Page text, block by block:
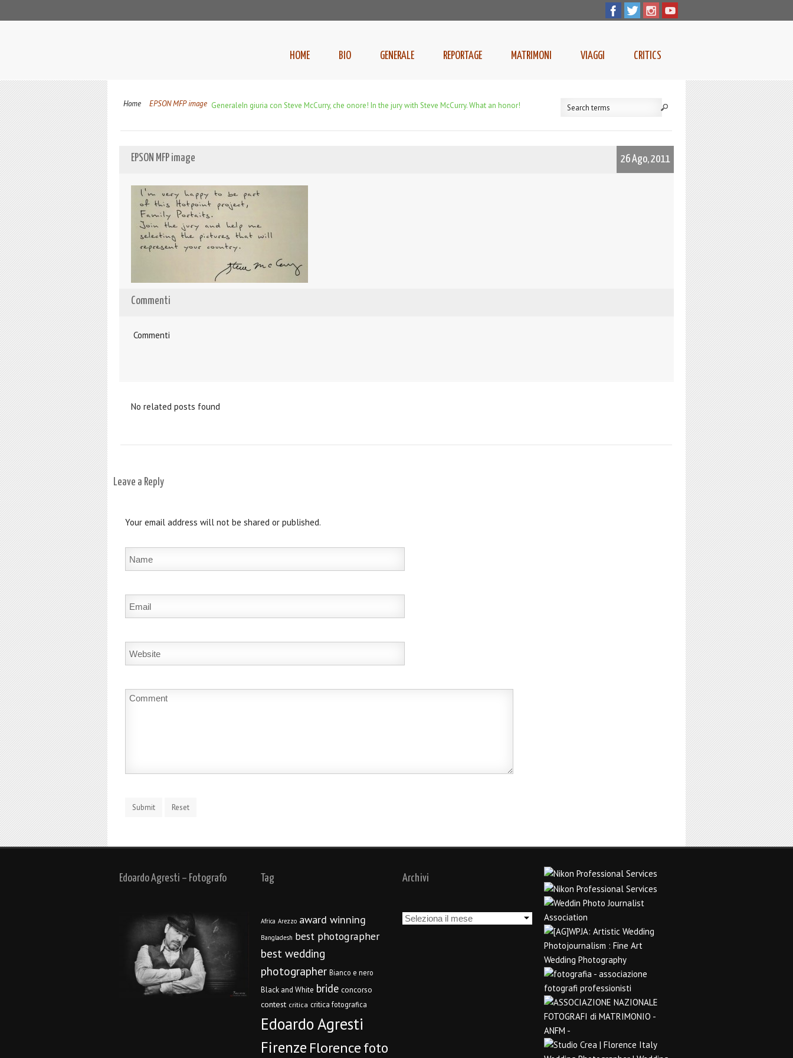
HOME BIO GENERALE REPORTAGE MATRIMONI VIAGGI CRITICS
Home GeneraleIn giuria con Steve McCurry, che onore! In the jury with Steve McCurry. What an honor!
EPSON MFP image
EPSON MFP image 26 Ago, 2011
Commenti
Commenti
No related posts found
Leave a Reply
Your email address will not be shared or published.
Edoardo Agresti – Fotografo Tag
Africa Arezzo award winning
Bangladesh best photographer
best wedding
photographer Bianco e nero
Black and White bride concorso
contest critica critica fotografica
Edoardo Agresti
Firenze Florencefoto
Archivi
Archivi